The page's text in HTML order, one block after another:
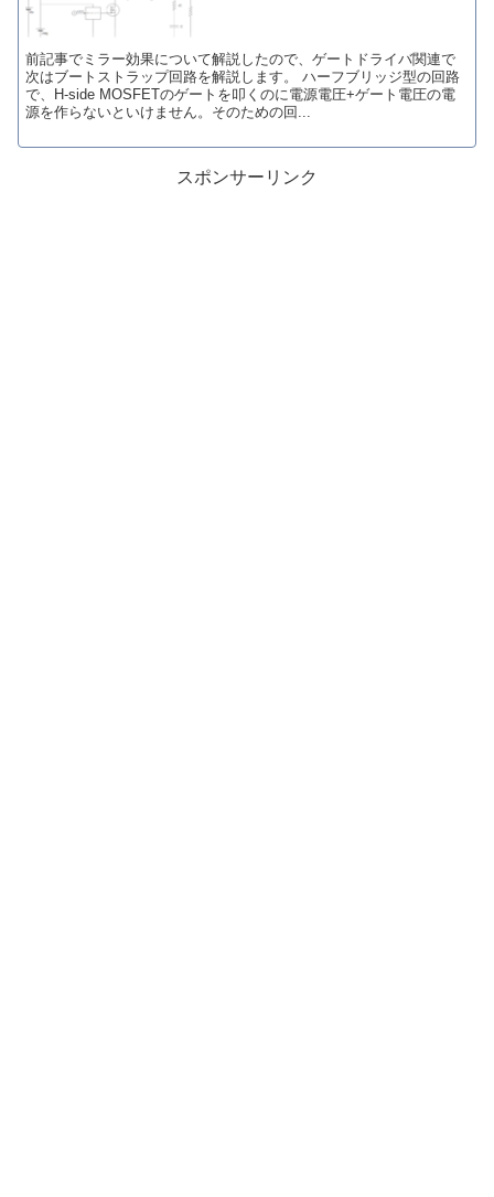
前記事でミラー効果について解説したので、ゲートドライバ関連で
次はブートストラップ回路を解説します。 ハーフブリッジ型の回路
で、H-side MOSFETのゲートを叩くのに電源電圧+ゲート電圧の電
源を作らないといけません。そのための回...
スポンサーリンク